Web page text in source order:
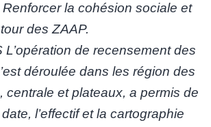
la cohésion sociale et
des ZAAP.
L’opération de recensement des
déroulée dans les région des
centrale et plateaux, a permis de
l’effectif et la cartographie